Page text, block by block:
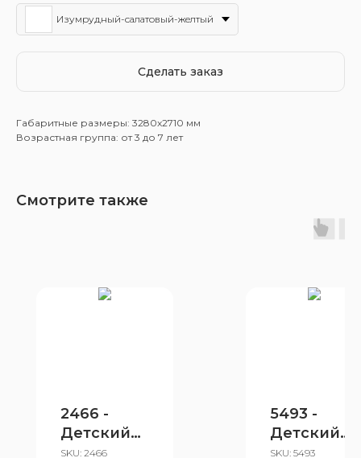
Изумрудный-салатовый-желтый
Сделать заказ
Габаритные размеры: 3280x2710 мм
Возрастная группа: от 3 до 7 лет
Смотрите также
2466 -
Детский
игровой
SKU: 2466
5493 -
Детский
игровой
SKU: 5493